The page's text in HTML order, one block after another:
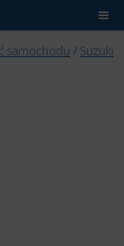
samochodu
samochodu / Suzuki